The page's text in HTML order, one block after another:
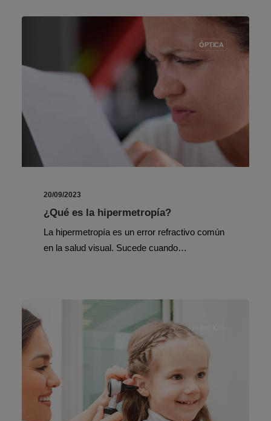
ÓPTICA
20/09/2023
¿Qué es la hipermetropía?
La hipermetropía es un error refractivo común
en la salud visual. Sucede cuando…